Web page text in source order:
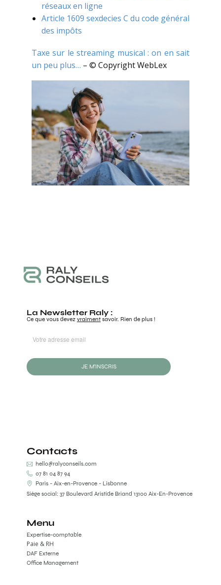
réseaux en ligne
Article 1609 sexdecies C du code général
des impôts
Taxe sur le streaming musical : on en sait
un peu plus… – © Copyright WebLex
La Newsletter Raly :
Ce que vous devez vraiment savoir. Rien de plus !
JE M'INSCRIS
Contacts
hello@ralyconseils.com
07 81 04 87 94
Paris - Aix-en-Provence - Lisbonne
Siège social: 37 Boulevard Aristide Briand 13100 Aix-En-Provence
Menu
Expertise-comptable
DAF Externe
Office Management
Paie & RH